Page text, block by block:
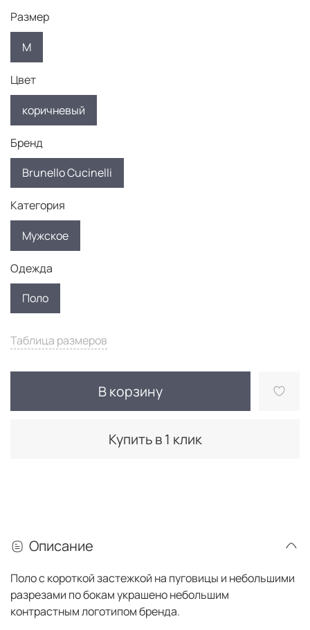
Таблица размеров
В корзину
Купить в 1 клик
Размер
M
Цвет
коричневый
Бренд
Brunello Cucinelli
Категория
Мужское
Одежда
Поло
Описание
Поло с короткой застежкой на пуговицы и небольшими
разрезами по бокам украшено небольшим
контрастным логотипомбренда.